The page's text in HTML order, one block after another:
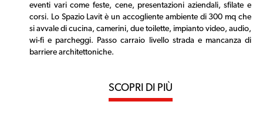
Un nuovo luogo per cultura, arte, spettacolo, fotografia ed
eventi vari come feste, cene, presentazioni aziendali, sfilate e
corsi. Lo Spazio Lavit è un accogliente ambiente di 300 mq che
si avvale di cucina, camerini, due toilette, impianto video, audio,
wi-fi e parcheggi. Passo carraio livello strada e mancanza di
SCOPRI DI PIÙ